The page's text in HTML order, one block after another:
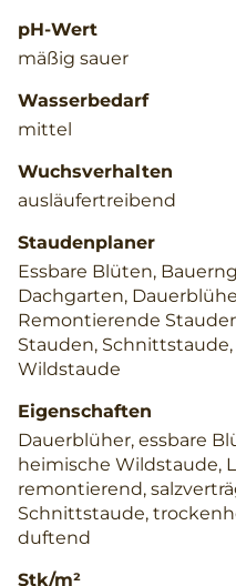
pH-Wert
mäßig sauer
Wasserbedarf
mittel
Wuchsverhalten
ausläufertreibend
Staudenplaner
Essbare Blüten,
Dachgarten,
Remontierende
Stauden,
Wildstaude
Eigenschaften
Dauerblüher, essbare
heimische Wildstaude,
remontierend,
Schnittstaude,
duftend
Stk/m²